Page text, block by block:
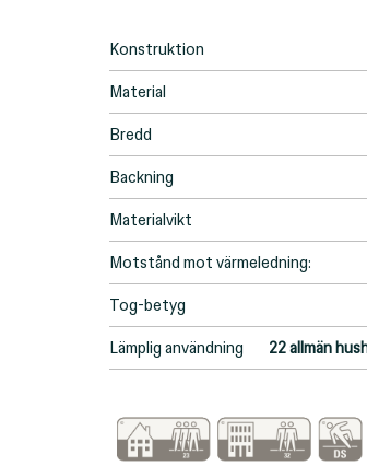
Konstruktion
Material
Bredd
Backning
Materialvikt
Motstånd mot värmeledning:
Tog-betyg
Lämplig användning 22 allmän